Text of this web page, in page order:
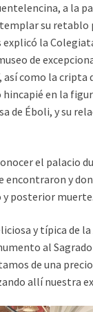
a la
su retablo
la
de
así como la cripta
en la
de Éboli, y su
el palacio
encontraron y
y posterior muerte.
y típica de
al Sagrado
de una
allí nuestra